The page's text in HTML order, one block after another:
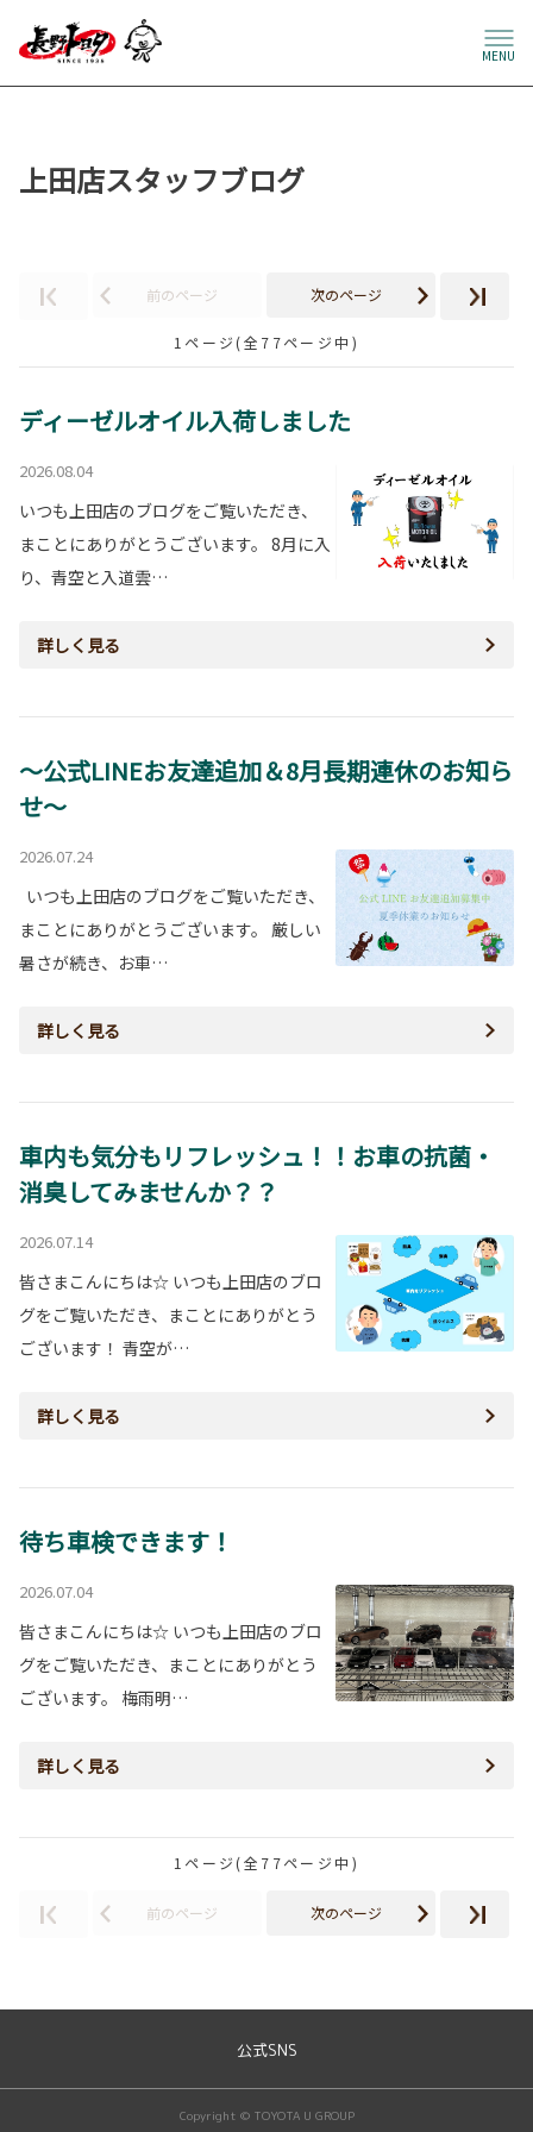
MENU
上田店スタッフブログ
前のページ 次のページ
1ページ(全77ページ中)
ディーゼルオイル入荷しました
2026.08.04
いつも上田店のブログをご覧いただき、
まことにありがとうございます。 8月に入
り、青空と入道雲…
詳しく見る
～公式LINEお友達追加＆8月長期連休のお知ら
せ～
2026.07.24
いつも上田店のブログをご覧いただき、
まことにありがとうございます。 厳しい
暑さが続き、お車…
詳しく見る
車内も気分もリフレッシュ！！お車の抗菌・
消臭してみませんか？？
2026.07.14
皆さまこんにちは☆ いつも上田店のブロ
グをご覧いただき、まことにありがとう
ございます！ 青空が…
詳しく見る
待ち車検できます！
2026.07.04
皆さまこんにちは☆ いつも上田店のブロ
グをご覧いただき、まことにありがとう
ございます。 梅雨明…
詳しく見る
1ページ(全77ページ中)
前のページ 次のページ
公式SNS
Copyright © TOYOTA U GROUP